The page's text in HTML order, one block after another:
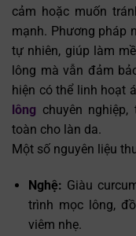
cảm hoặc muốn
mạnh. Phương pháp
tự nhiên, giúp làm
lông mà vẫn đảm
hiện có thể linh hoạt
lông chuyên
toàn cho làn da.
Một số nguyên liệu
Nghệ: Giàu
trình mọc lông,
viêm nhẹ.